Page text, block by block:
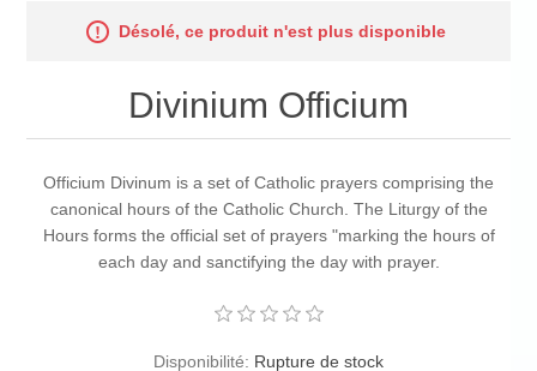
Désolé, ce produit n'est plus disponible
Divinium Officium
Officium Divinum is a set of Catholic prayers comprising the
canonical hours of the Catholic Church. The Liturgy of the
Hours forms the official set of prayers "marking the hours of
each day and sanctifying the day with prayer.
Disponibilité: Rupture de stock